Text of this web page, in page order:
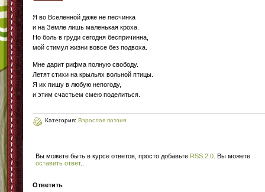
Я во Вселенной даже не песчинка
и на Земле лишь маленькая кроха.
Но боль в груди сегодня беспричинна,
мой стимул жизни вовсе без подвоха.
Мне дарит рифма полную свободу.
Летят стихи на крыльях вольной птицы.
Я их пишу в любую непогоду,
и этим счастьем смею поделиться.
Категория: Взрослая поэзия
Вы можете быть в курсе ответов, просто добавьте RSS 2.0 . Вы можете
оставить ответ.
Ответить